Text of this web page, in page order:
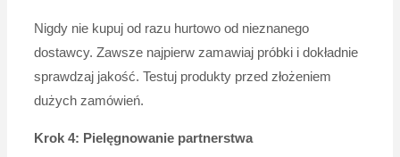
Nigdy nie kupuj od razu hurtowo od nieznanego
dostawcy. Zawsze najpierw zamawiaj próbki i dokładnie
sprawdzaj jakość. Testuj produkty przed złożeniem
dużych zamówień.
Krok 4: Pielęgnowanie partnerstwa